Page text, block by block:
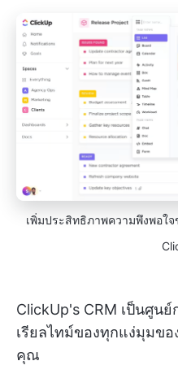
เพิ่มประสิทธิภาพความพึงพอใจ
ClickUp's CRM เป็นศูน
เรียลไทม์ของทุกแง่มุมข
คุณ